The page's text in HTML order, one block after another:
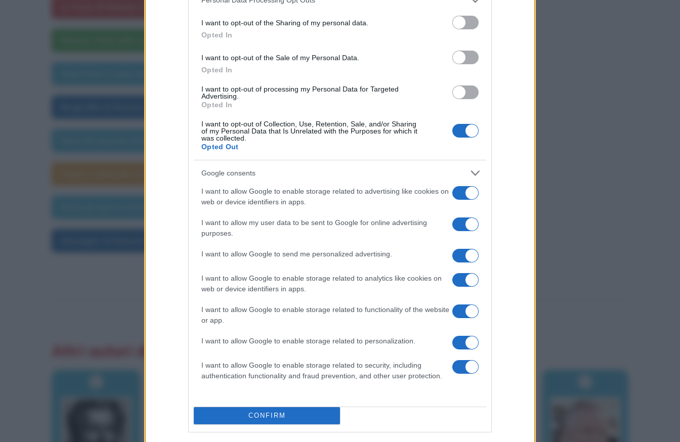
information including but not limited to your visit or usage behaviour. You may click to grant or
deny consent to Google and its third-party tags to use your data for below specified purposes
in below Google consent section.
I want to opt-out of the Sharing of my personal data.
Opted In
I want to opt-out of the Sale of my Personal Data.
Opted In
I want to opt-out of processing my Personal Data for Targeted
Advertising.
Opted In
I want to opt-out of Collection, Use, Retention, Sale, and/or Sharing
of my Personal Data that Is Unrelated with the Purposes for which it
was collected.
Opted Out
Google consents
I want to allow Google to enable storage related to advertising like cookies on
web or device identifiers in apps.
I want to allow my user data to be sent to Google for online advertising
purposes.
I want to allow Google to send me personalized advertising.
I want to allow Google to enable storage related to analytics like cookies on
web or device identifiers in apps.
I want to allow Google to enable storage related to functionality of the website
or app.
I want to allow Google to enable storage related to personalization.
I want to allow Google to enable storage related to security, including
authentication functionality and fraud prevention, and other user protection.
CONFIRM
Roman Vlad nelle opere letterarie